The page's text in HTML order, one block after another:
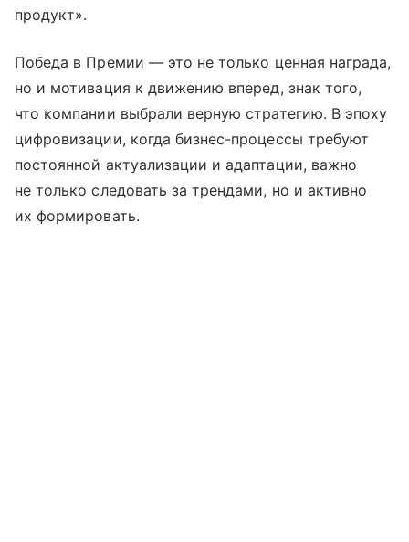
продукт».
Победа в Премии — это не только ценная награда,
но и мотивация к движению вперед, знак того,
что компании выбрали верную стратегию. В эпоху
цифровизации, когда бизнес-процессы требуют
постоянной актуализации и адаптации, важно
не только следовать за трендами, но и активно
их формировать.